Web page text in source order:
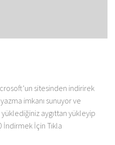
sitesinden indirirek
imkanı sunuyor ve
aygıttan yükleyip
İçin Tıkla